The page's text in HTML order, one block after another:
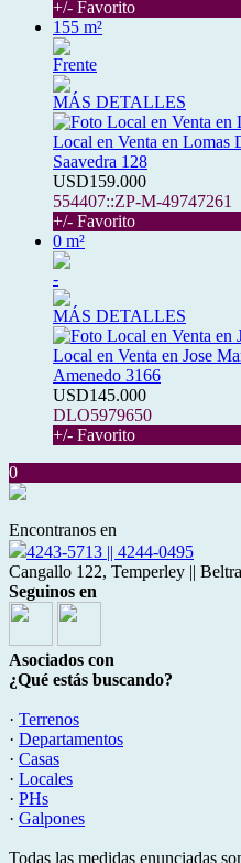
+/- Favorito
155 m²
Frente
MÁS DETALLES
Local en Venta en Lomas
Saavedra 128
USD159.000
554407::ZP-M-49747261
+/- Favorito
0 m²
-
MÁS DETALLES
Local en Venta en Jose
Amenedo 3166
USD145.000
DLO5979650
+/- Favorito
0
Encontranos en
4243-5713 || 4244-0495
Cangallo 122, Temperley ||
Seguinos en
Asociados con
¿Qué estás buscando?
· Terrenos
· Departamentos
· Casas
· Locales
· PHs
· Galpones
Todas las medidas enunciadas